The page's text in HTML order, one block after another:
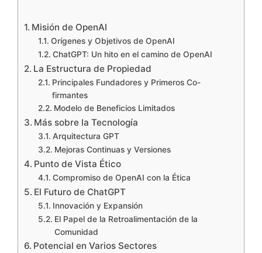
Misión de OpenAI
Orígenes y Objetivos de OpenAI
ChatGPT: Un hito en el camino de OpenAI
La Estructura de Propiedad
Principales Fundadores y Primeros Co-
firmantes
Modelo de Beneficios Limitados
Más sobre la Tecnología
Arquitectura GPT
Mejoras Continuas y Versiones
Punto de Vista Ético
Compromiso de OpenAI con la Ética
El Futuro de ChatGPT
Innovación y Expansión
El Papel de la Retroalimentación de la
Comunidad
Potencial en Varios Sectores